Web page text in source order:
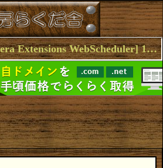
日誌の検索 [タグ:Opera Extensions WebScheduler] 1～3(3件中)